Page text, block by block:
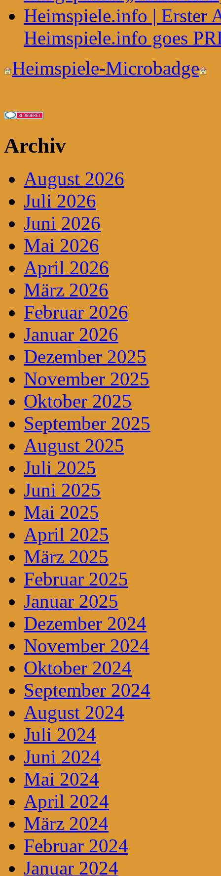
Heimspiele.info | Erster
Heimspiele.info goes
Heimspiele-Microbadge
Archiv
August 2026
Juli 2026
Juni 2026
Mai 2026
April 2026
März 2026
Februar 2026
Januar 2026
Dezember 2025
November 2025
Oktober 2025
September 2025
August 2025
Juli 2025
Juni 2025
Mai 2025
April 2025
März 2025
Februar 2025
Januar 2025
Dezember 2024
November 2024
Oktober 2024
September 2024
August 2024
Juli 2024
Juni 2024
Mai 2024
April 2024
März 2024
Februar 2024
Januar 2024